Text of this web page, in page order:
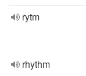
rytm
rhythm